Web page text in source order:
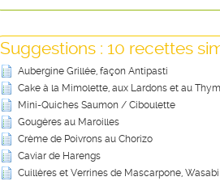
Suggestions : 10 recettes
Aubergine Grillée, façon Antipasti
Cake à la Mimolette, aux Lardons et au Thym
Mini-Quiches Saumon / Ciboulette
Gougères au Maroilles
Crème de Poivrons au Chorizo
Caviar de Harengs
Cuillères et Verrines de Mascarpone,